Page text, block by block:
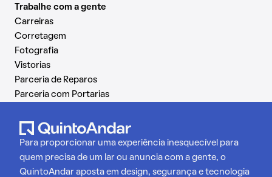
Trabalhe com a gente
Carreiras
Corretagem
Fotografia
Vistorias
Parceria de Reparos
Parceria com Portarias
Para proporcionar uma experiência inesquecível para
quem precisa de um lar ou anuncia com a gente, o
QuintoAndar aposta em design, segurança e tecnologia